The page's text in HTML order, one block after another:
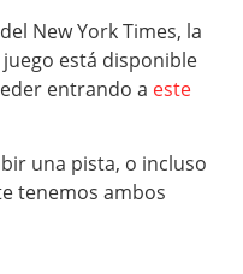
New York Times, la
está disponible
entrando a este
una pista, o incluso
tenemos ambos